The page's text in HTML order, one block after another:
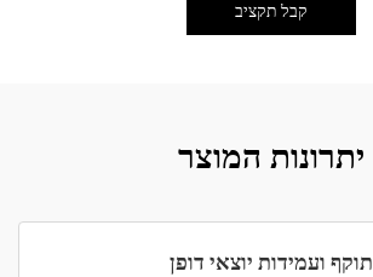
קבל תקציב
יתרונות המוצר
תוקף ועמידות יוצאי דופן